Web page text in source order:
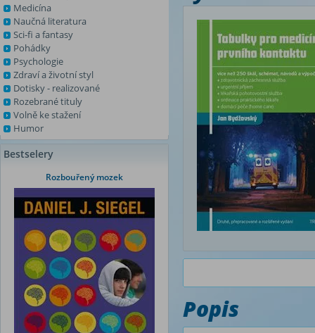
Medicína
Naučná literatura
Sci-fi a fantasy
Pohádky
Psychologie
Zdraví a životní styl
Dotisky - realizované
Rozebrané tituly
Volně ke stažení
Humor
Bestselery
Rozbouřený mozek
Popis